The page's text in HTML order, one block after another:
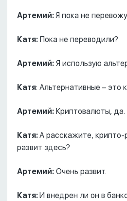
Артемий:Я пока не
Катя: Пока не переводили?
Артемий: Я использую
Катя: Альтернативные – это
Артемий: Криптовалюты, да.
Катя:А расскажите, крипто-
развит здесь?
Артемий: Очень развит.
Катя: И внедрен ли он в